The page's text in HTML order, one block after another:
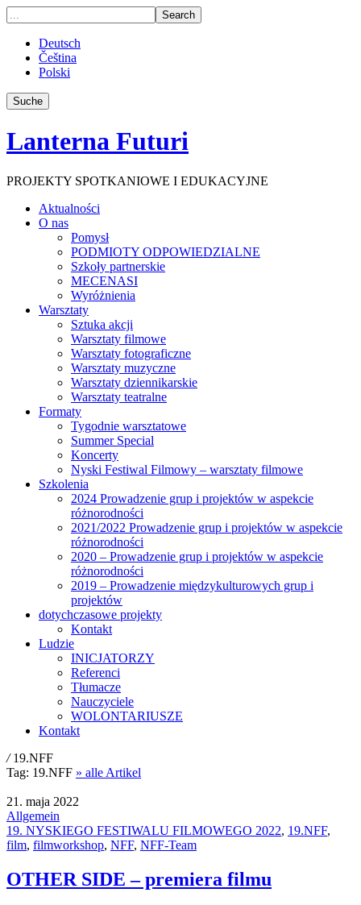
Deutsch
Čeština
Polski
Suche
Lanterna Futuri
PROJEKTY SPOTKANIOWE I EDUKACYJNE
Aktualności
O nas
Pomysł
PODMIOTY ODPOWIEDZIALNE
Szkoły partnerskie
MECENASI
Wyróżnienia
Warsztaty
Sztuka akcji
Warsztaty filmowe
Warsztaty fotograficzne
Warsztaty muzyczne
Warsztaty dziennikarskie
Warsztaty teatralne
Formaty
Tygodnie warsztatowe
Summer Special
Koncerty
Nyski Festiwal Filmowy – warsztaty filmowe
Szkolenia
2024 Prowadzenie grup i projektów w aspekcie
różnorodności
2021/2022 Prowadzenie grup i projektów w aspekcie
różnorodności
2020 – Prowadzenie grup i projektów w aspekcie
różnorodności
2019 – Prowadzenie międzykulturowych grup i
projektów
dotychczasowe projekty
Kontakt
Ludzie
INICJATORZY
Referenci
Tłumacze
Nauczyciele
WOLONTARIUSZE
Kontakt
/ 19.NFF
Tag: 19.NFF » alle Artikel
21. maja 2022
Allgemein
19. NYSKIEGO FESTIWALU FILMOWEGO 2022, 19.NFF,
film, filmworkshop, NFF, NFF-Team
OTHER SIDE – premiera filmu